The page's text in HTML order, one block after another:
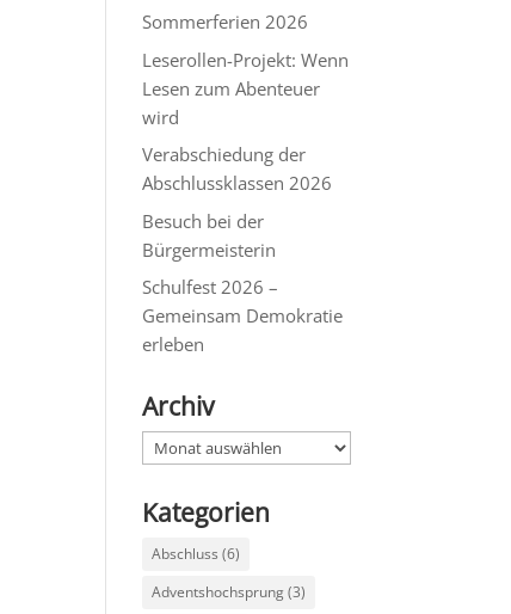
Sommerferien 2026
Leserollen-Projekt: Wenn
Lesen zum Abenteuer
wird
Verabschiedung der
Abschlussklassen 2026
Besuch bei der
Bürgermeisterin
Schulfest 2026 –
Gemeinsam Demokratie
erleben
Archiv
Archiv
Kategorien
Abschluss (6)
Adventshochsprung(3)